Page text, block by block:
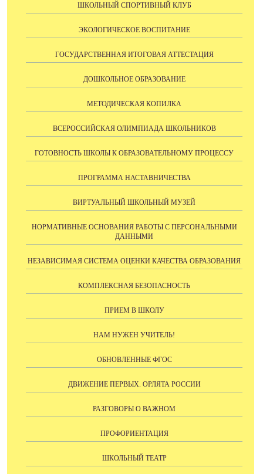
ШКОЛЬНЫЙ СПОРТИВНЫЙ КЛУБ
ЭКОЛОГИЧЕСКОЕ ВОСПИТАНИЕ
ГОСУДАРСТВЕННАЯ ИТОГОВАЯ АТТЕСТАЦИЯ
ДОШКОЛЬНОЕ ОБРАЗОВАНИЕ
МЕТОДИЧЕСКАЯ КОПИЛКА
ВСЕРОССИЙСКАЯ ОЛИМПИАДА ШКОЛЬНИКОВ
ГОТОВНОСТЬ ШКОЛЫ К ОБРАЗОВАТЕЛЬНОМУ ПРОЦЕССУ
ПРОГРАММА НАСТАВНИЧЕСТВА
ВИРТУАЛЬНЫЙ ШКОЛЬНЫЙ МУЗЕЙ
НОРМАТИВНЫЕ ОСНОВАНИЯ РАБОТЫ С ПЕРСОНАЛЬНЫМИ
ДАННЫМИ
НЕЗАВИСИМАЯ СИСТЕМА ОЦЕНКИ КАЧЕСТВА ОБРАЗОВАНИЯ
КОМПЛЕКСНАЯ БЕЗОПАСНОСТЬ
ПРИЕМ В ШКОЛУ
НАМ НУЖЕН УЧИТЕЛЬ!
ОБНОВЛЕННЫЕ ФГОС
ДВИЖЕНИЕ ПЕРВЫХ. ОРЛЯТА РОССИИ
РАЗГОВОРЫ О ВАЖНОМ
ПРОФОРИЕНТАЦИЯ
ШКОЛЬНЫЙ ТЕАТР